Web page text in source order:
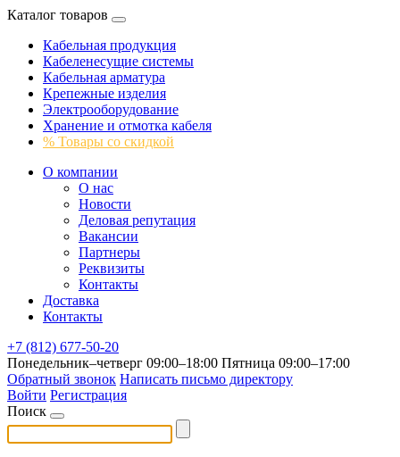
Каталог товаров
Кабельная продукция
Кабеленесущие системы
Кабельная арматура
Крепежные изделия
Электрооборудование
Хранение и отмотка кабеля
% Товары со скидкой
О компании
О нас
Новости
Деловая репутация
Вакансии
Партнеры
Реквизиты
Контакты
Доставка
Контакты
+7 (812) 677-50-20
Понедельник–четверг 09:00–18:00 Пятница 09:00–17:00
Обратный звонок Написать письмо директору
Войти Регистрация
Поиск